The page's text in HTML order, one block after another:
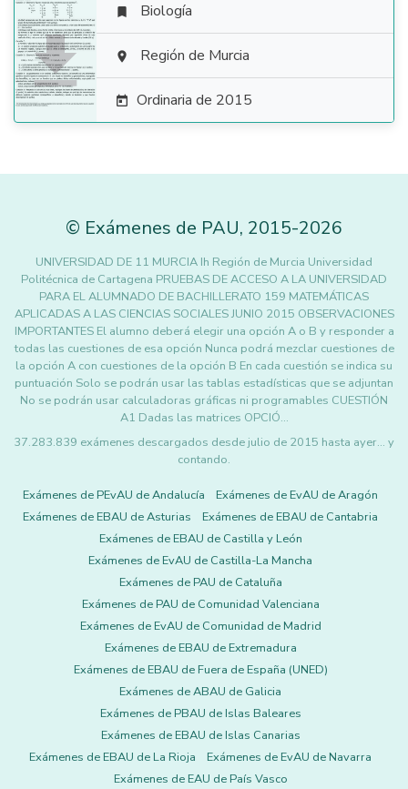

 Biología
 Región de Murcia
 Ordinaria de 2015
© Exámenes de PAU, 2015-2026
UNIVERSIDAD DE 11 MURCIA Ih Región de Murcia Universidad
Politécnica de Cartagena PRUEBAS DE ACCESO A LA UNIVERSIDAD
PARA EL ALUMNADO DE BACHILLERATO 159 MATEMÁTICAS
APLICADAS A LAS CIENCIAS SOCIALES JUNIO 2015 OBSERVACIONES
IMPORTANTES El alumno deberá elegir una opción A o B y responder a
todas las cuestiones de esa opción Nunca podrá mezclar cuestiones de
la opción A con cuestiones de la opción B En cada cuestión se indica su
puntuación Solo se podrán usar las tablas estadísticas que se adjuntan
No se podrán usar calculadoras gráficas ni programables CUESTIÓN
A1 Dadas las matrices OPCIÓ…
37.283.839 exámenes descargados desde julio de 2015 hasta ayer... y
contando.
Exámenes de PEvAU de Andalucía
Exámenes de EvAU de Aragón
Exámenes de EBAU de Asturias
Exámenes de EBAU de Cantabria
Exámenes de EBAU de Castilla y León
Exámenes de EvAU de Castilla-La Mancha
Exámenes de PAU de Cataluña
Exámenes de PAU de Comunidad Valenciana
Exámenes de EvAU de Comunidad de Madrid
Exámenes de EBAU de Extremadura
Exámenes de EBAU de Fuera de España (UNED)
Exámenes de ABAU de Galicia
Exámenes de PBAU de Islas Baleares
Exámenes de EBAU de Islas Canarias
Exámenes de EBAU de La Rioja
Exámenes de EvAU de Navarra
Exámenes de EAU de País Vasco